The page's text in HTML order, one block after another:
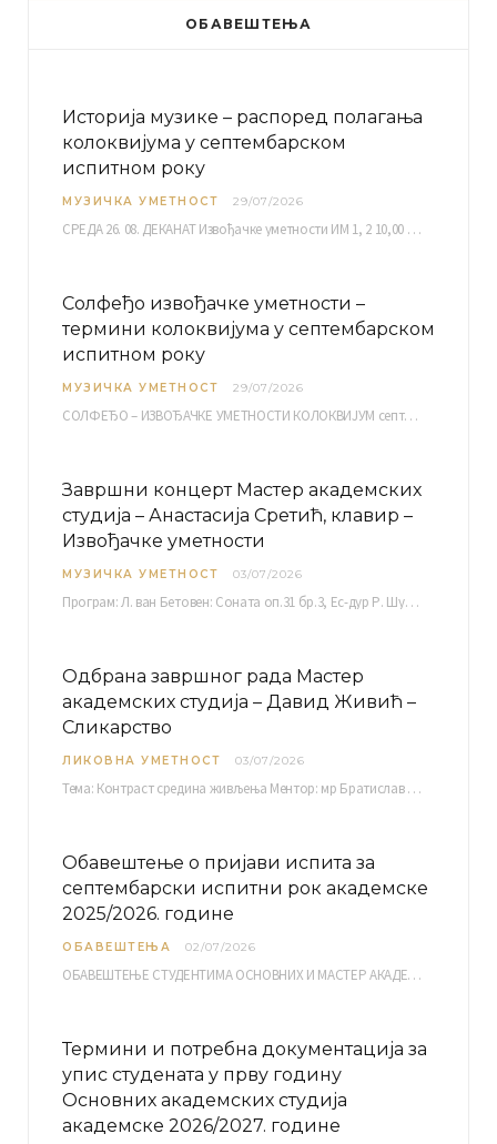
ОБАВЕШТЕЊА
Историја музике – распоред полагања
колоквијума у септембарском
испитном року
МУЗИЧКА УМЕТНОСТ 29/07/2026
СРЕДА 26. 08. ДЕКАНАТ Извођачке уметности ИМ 1, 2 10,00 ИМ 3, 4 10,30 ИМ…
Солфеђо извођачке уметности –
термини колоквијума у септембарском
испитном року
МУЗИЧКА УМЕТНОСТ 29/07/2026
СОЛФЕЂО – ИЗВОЂАЧКЕ УМЕТНОСТИ КОЛОКВИЈУМ септембарски испитни рок четвртак, 03.09.2026. уч. бр. 12 ПИСМЕНИ…
Завршни концерт Мастер академских
студија – Анастасија Сретић, клавир –
Извођачке уметности
МУЗИЧКА УМЕТНОСТ 03/07/2026
Програм: Л. ван Бетовен: Соната оп.31 бр.3, Ес-дур Р. Шуман: Бечки карневал оп.26 К. Дебиси:…
Одбрана завршног рада Мастер
академских студија – Давид Живић –
Сликарство
ЛИКОВНА УМЕТНОСТ 03/07/2026
Тема: Контраст средина живљења Ментор: мр Братислав Башић, редовни професор Среда, 08.07.2026. у…
Обавештење о пријави испита за
септембарски испитни рок академске
2025/2026. године
ОБАВЕШТЕЊА 02/07/2026
ОБАВЕШТЕЊЕ СТУДЕНТИМА ОСНОВНИХ И МАСТЕР АКАДЕМСКИХ СТУДИЈА ЕЛЕКТРОНСКА ПРИЈАВА ИСПИТА за септембарски испитни рок за…
Термини и потребна документација за
упис студената у прву годину
Основних академских студија
академске 2026/2027. године